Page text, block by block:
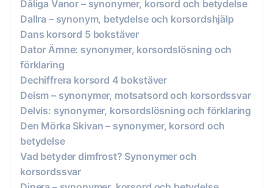
Dåliga Vanor – synonymer, korsord och betydelse
Dallra – synonym, betydelse och korsordshjälp
Dans korsord 5 bokstäver
Dator Ämne: synonymer, korsordslösning och
förklaring
Dechiffrera korsord 4 bokstäver
Deism – synonymer, motsatsord och korsordssvar
Delvis: synonymer, korsordslösning och förklaring
Den Mörka Skivan – synonymer, korsord och
betydelse
Vad betyder dimfrost? Synonymer och
korsordssvar